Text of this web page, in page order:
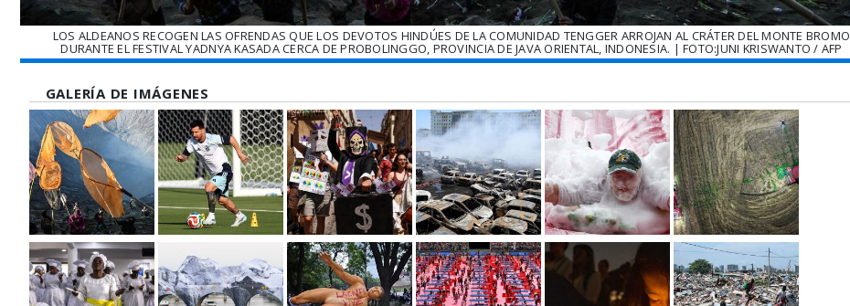
LOS ALDEANOS RECOGEN LAS OFRENDAS QUE LOS DEVOTOS HINDÚES DE LA COMUNIDAD TENGGER ARROJAN AL CRÁTER DEL MONTE BROMO
DURANTE EL FESTIVAL YADNYA KASADA CERCA DE PROBOLINGGO, PROVINCIA DE JAVA ORIENTAL, INDONESIA. | FOTO:JUNI KRISWANTO / AFP
GALERÍA DE IMÁGENES